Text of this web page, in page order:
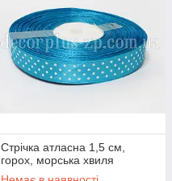
Стрічка атласна 1,5 см,
горох, морська хвиля